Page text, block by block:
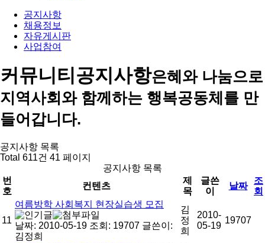
공지사항
채용정보
자유게시판
사업참여
커뮤니티공지사항은혜와 나눔으로
지역사회와 함께하는 행복공동체를 만
들어갑니다.
공지사항 목록
Total 611건 41 페이지
공지사항 목록
번
호
컨텐츠
제
목
글쓴
이
날짜
조
회
11
여름방학 사회복지 현장실습생 모집
날짜: 2010-05-19 조회: 19707 글쓴이:
김정희
김
정
희
2010-
05-19
19707